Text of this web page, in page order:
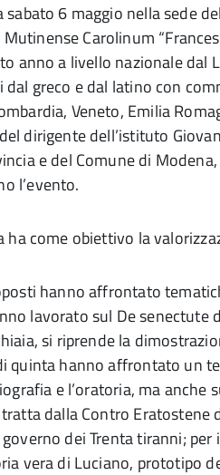
sabato 6 maggio nella sede
Carolinum
anno a livello nazionale dal
dal greco e dal latino con
Veneto, Emilia
dirigente dell’istituto
e del Comune di
l’evento.
ha come obiettivo la
hanno affrontato
lavorato sul De senectute
si riprende la
quinta hanno affrontato un
e l’oratoria, ma anche
dalla Contro Eratostene
dei Trenta tiranni;
vera di Luciano, prototipo